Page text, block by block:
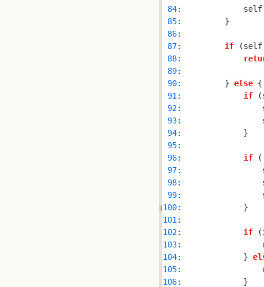
84:
85:
86:
87:
if
88:
89:
90:
        }
else
91:
if
92:
93:
94:
95:
96:
if
97:
98:
99:
100:
101:
102:
if (
103:
104:
            }
105:
106: